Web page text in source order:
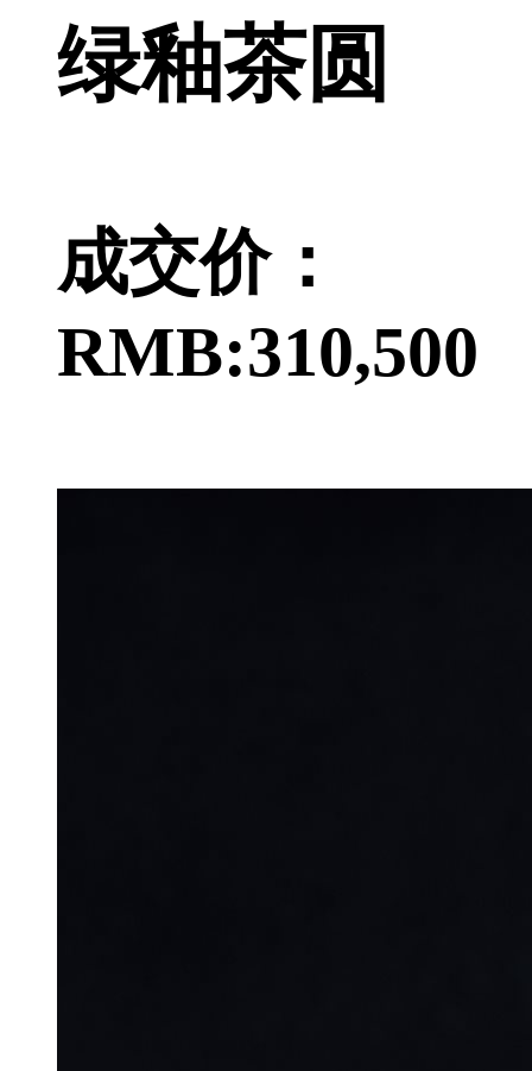
绿釉茶圆
成交价：
RMB:310,500